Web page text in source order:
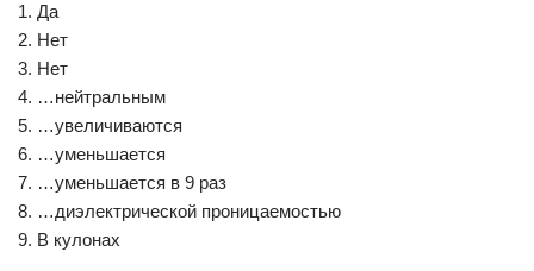
1. Да
2. Нет
3. Нет
4. …нейтральным
5. …увеличиваются
6. …уменьшается
7. …уменьшается в 9 раз
8. …диэлектрической проницаемостью
9. В кулонах